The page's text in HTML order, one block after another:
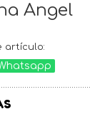
Angel
artículo: